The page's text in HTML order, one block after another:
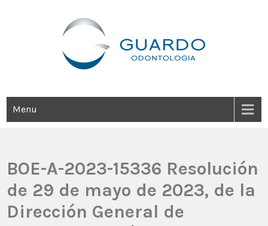
Menu
BOE-A-2023-15336 Resolución
de 29 de mayo de 2023, de la
Dirección General de